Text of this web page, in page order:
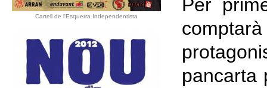
Cartell de l'Esquerra Independentista
Per
pancarta